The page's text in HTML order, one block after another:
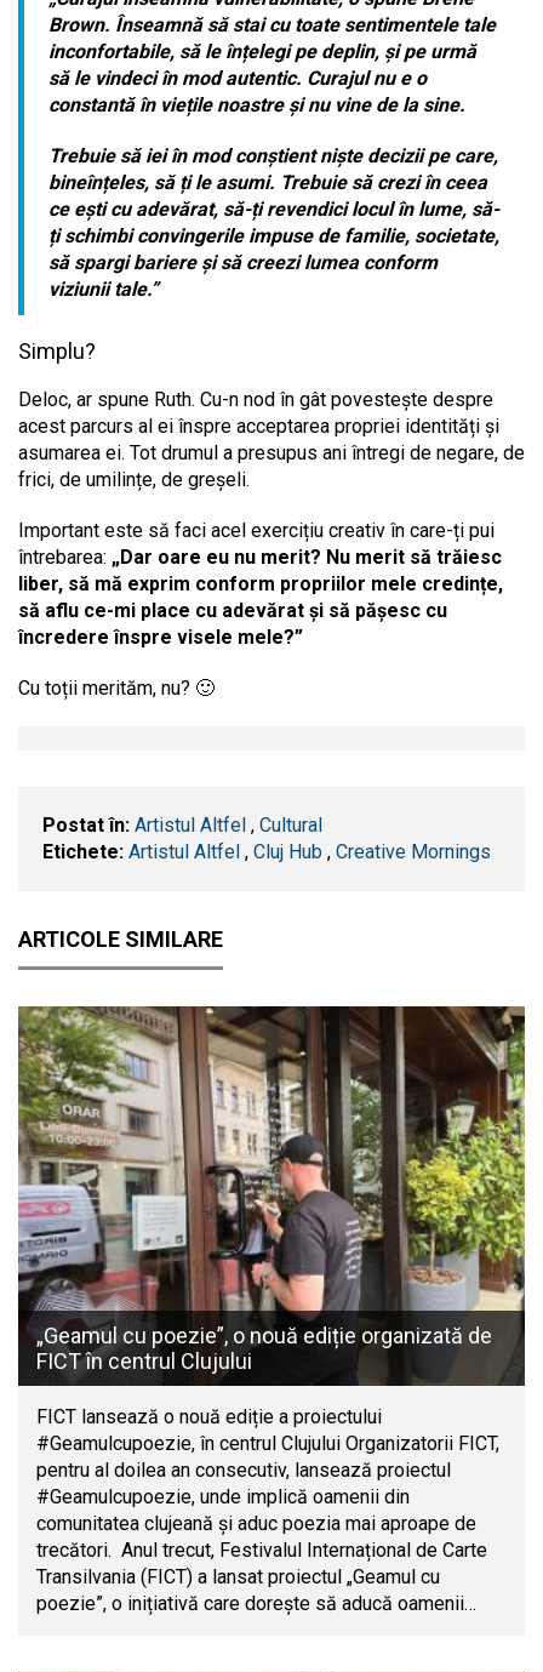
Brown. Înseamnă să stai cu toate sentimentele tale
inconfortabile, să le înțelegi pe deplin, și pe urmă
să le vindeci în mod autentic. Curajul nu e o
constantă în viețile noastre și nu vine de la sine.
Trebuie să iei în mod conștient niște decizii pe care,
bineînțeles, să ți le asumi. Trebuie să crezi în ceea
ce ești cu adevărat, să-ți revendici locul în lume, să-
ți schimbi convingerile impuse de familie, societate,
să spargi bariere și să creezi lumea conform
viziunii tale.”
Simplu?
Deloc, ar spune Ruth. Cu-n nod în gât povestește despre
acest parcurs al ei înspre acceptarea propriei identități și
asumarea ei. Tot drumul a presupus ani întregi de negare, de
frici, de umilințe, de greșeli.
Important este să faci acel exercițiu creativ în care-ți pui
întrebarea: „Dar oare eu nu merit? Nu merit să trăiesc
liber, să mă exprim conform propriilor mele credințe,
să aflu ce-mi place cu adevărat și să pășesc cu
încredere înspre visele mele?”
Cu toții merităm, nu? 🙂
Postat în: Artistul Altfel , Cultural
Etichete: Artistul Altfel , Cluj Hub , Creative Mornings
ARTICOLE SIMILARE
„Geamul cu poezie”, o nouă ediție organizată de
FICT în centrul Clujului
FICT lansează o nouă ediție a proiectului
#Geamulcupoezie, în centrul Clujului Organizatorii FICT,
pentru al doilea an consecutiv, lansează proiectul
#Geamulcupoezie, unde implică oamenii din
comunitatea clujeană și aduc poezia mai aproape de
trecători. Anul trecut, Festivalul Internațional de Carte
Transilvania (FICT) a lansat proiectul „Geamul cu
poezie”, o inițiativă care dorește să aducă oamenii…